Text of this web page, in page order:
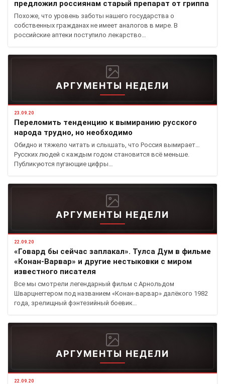
предложил россиянам старый препарат от гриппа
Похоже, что уровень заботы нашего государства о
собственных гражданах не имеет аналогов в мире. В
российские аптеки поступило лекарство…
АРГУМЕНТЫ НЕДЕЛИ
23.09.20
Переломить тенденцию к вымиранию русского
народа трудно, но необходимо
Обидно и тяжело читать и слышать, что Россия вымирает…
Русских людей с каждым годом становится всё меньше.
Публикуются пугающие цифры…
АРГУМЕНТЫ НЕДЕЛИ
22.09.20
«Говард бы сейчас заплакал». Тулса Дум в фильме
«Конан-Варвар» и другие нестыковки с миром
известного писателя
Все мы смотрели легендарный фильм с Арнольдом
Шварцнеггером под названием «Конан-варвар» далёкого 1982
года, зрелищный фэнтезийный боевик…
АРГУМЕНТЫ НЕДЕЛИ
22.09.20